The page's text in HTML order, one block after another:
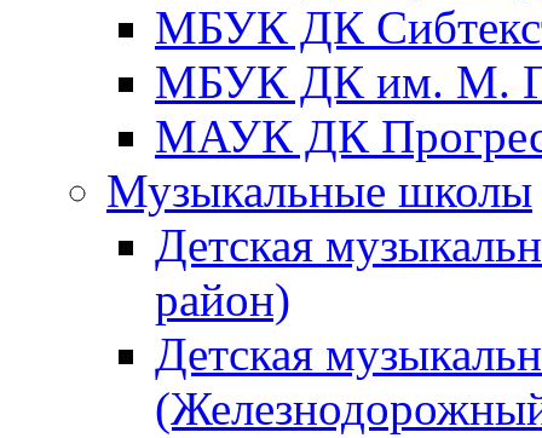
МБУК ДК
МБУК ДК им. М.
МАУК ДК
Музыкальные школы
Детская
район)
Детская